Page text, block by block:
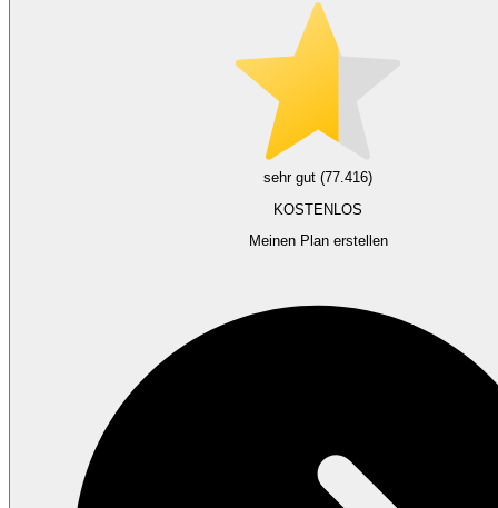
sehr gut (77.416)
KOSTENLOS
Meinen Plan erstellen